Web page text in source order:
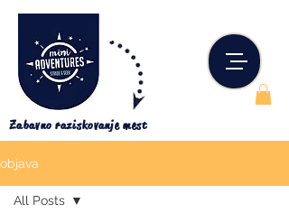
Zabavno raziskovanje mest
objava
All Posts